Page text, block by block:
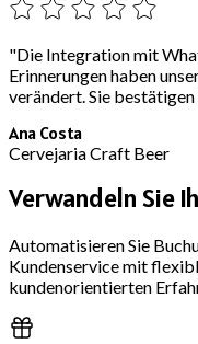
"Die Integration mit
Erinnerungen haben
verändert. Sie
Ana Costa
Cervejaria Craft Beer
Verwandeln Sie
Automatisieren Sie
Kundenservice mit
kundenorientierten